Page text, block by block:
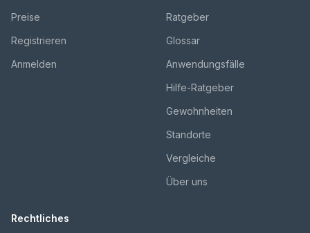
Preise
Registrieren
Anmelden
Ratgeber
Glossar
Anwendungsfälle
Hilfe-Ratgeber
Gewohnheiten
Standorte
Vergleiche
Über uns
Rechtliches